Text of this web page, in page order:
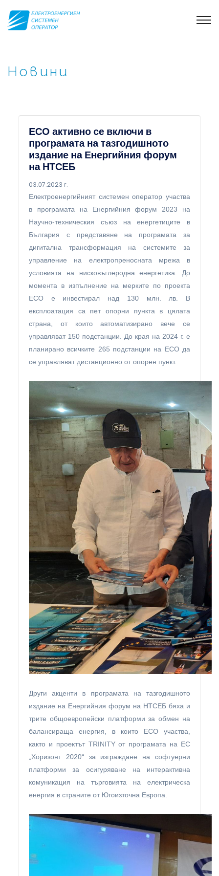
Новини
ЕСО активно се включи в
програмата на тазгодишното
издание на Енергийния форум
на НТСЕБ
03.07.2023 г.
Електроенергийният системен оператор участва
в програмата на Енергийния форум 2023 на
Научно-техническия съюз на енергетиците в
България с представяне на програмата за
дигитална трансформация на системите за
управление на електропреносната мрежа в
условията на нисковъглеродна енергетика. До
момента в изпълнение на мерките по проекта
ЕСО е инвестирал над 130 млн. лв. В
експлоатация са пет опорни пункта в цялата
страна, от които автоматизирано вече се
управляват 150 подстанции. До края на 2024 г. e
планирано всичките 265 подстанции на ЕСО да
се управляват дистанционно от опорен пункт.
Други акценти в програмата на тазгодишното
издание на Енергийния форум на НТСЕБ бяха и
трите общоевропейски платформи за обмен на
балансираща енергия, в които ЕСО участва,
както и проектът TRINITY от програмата на ЕС
„Хоризонт 2020“ за изграждане на софтуерни
платформи за осигуряване на интерактивна
комуникация на търговията на електрическа
енергия в страните от Югоизточна Европа.